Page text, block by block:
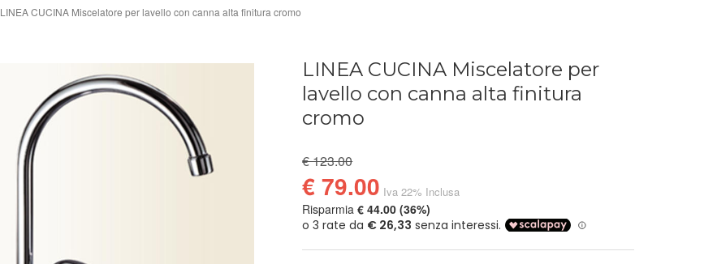
LINEA CUCINA Miscelatore per lavello con canna alta finitura cromo
LINEA CUCINA Miscelatore per
lavello con canna alta finitura
cromo
€ 123.00
€ 79.00 Iva 22% Inclusa
Risparmia€ 44.00 (36%)